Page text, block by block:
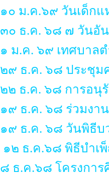
๑๐ ม.ค.๖๙ วันเด็กแ
๓๐ ธ.ค. ๖๘ ๗ วันอั
๑ ม.ค. ๖๙ เทศบาล
๒๙ ธ.ค. ๖๘ ประชุม
๒๒ ธ.ค. ๖๘ การอนุ
๑๙ ธ.ค. ๖๘ ร่วมงา
๑๙ ธ.ค. ๖๘ วันพิธีบ
๑๒ ธ.ค.๖๘ พิธีบำ
๘ ธ.ค.๖๘ โครงการ